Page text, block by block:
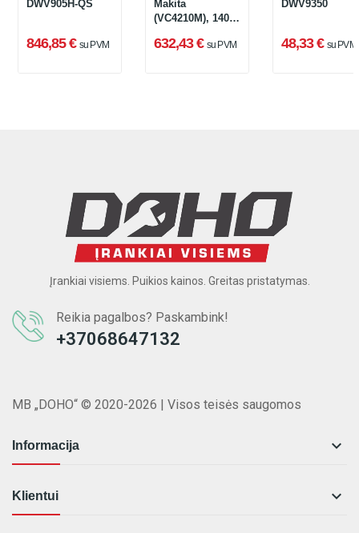
DWV905H-QS
846,85 € su PVM
Makita
(VC4210M), 1400
632,43 € su PVM
DWV9350
48,33 € su PVM
Įrankiai visiems. Puikios kainos. Greitas pristatymas.
Reikia pagalbos? Paskambink!
+37068647132
MB „DOHO“ © 2020-2026 | Visos teisės saugomos
Informacija 
Klientui 